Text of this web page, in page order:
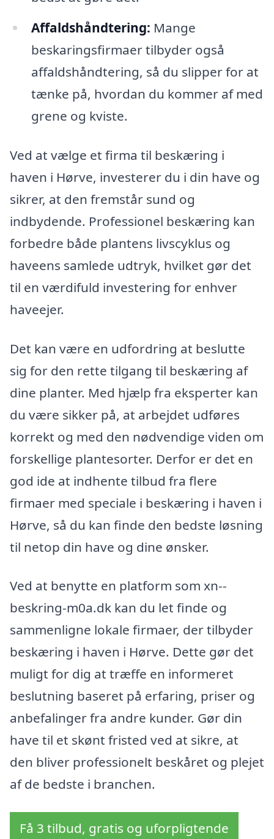
Affaldshåndtering: Mange
beskaringsfirmaer tilbyder også
affaldshåndtering, så du slipper for at
tænke på, hvordan du kommer af med
grene og kviste.
Ved at vælge et firma til beskæring i
haven i Hørve, investerer du i din have og
sikrer, at den fremstår sund og
indbydende. Professionel beskæring kan
forbedre både plantens livscyklus og
haveens samlede udtryk, hvilket gør det
til en værdifuld investering for enhver
haveejer.
Det kan være en udfordring at beslutte
sig for den rette tilgang til beskæring af
dine planter. Med hjælp fra eksperter kan
du være sikker på, at arbejdet udføres
korrekt og med den nødvendige viden om
forskellige plantesorter. Derfor er det en
god ide at indhente tilbud fra flere
firmaer med speciale i beskæring i haven i
Hørve, så du kan finde den bedste løsning
til netop din have og dine ønsker.
Ved at benytte en platform som xn--
beskring-m0a.dk kan du let finde og
sammenligne lokale firmaer, der tilbyder
beskæring i haven i Hørve. Dette gør det
muligt for dig at træffe en informeret
beslutning baseret på erfaring, priser og
anbefalinger fra andre kunder. Gør din
have til et skønt fristed ved at sikre, at
den bliver professionelt beskåret og plejet
af de bedste i branchen.
Få 3 tilbud, gratis og uforpligtende